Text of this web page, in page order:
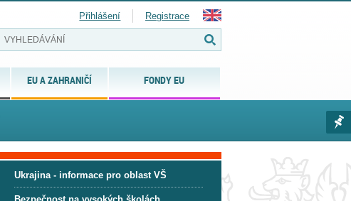
EU A ZAHRANIČÍ FONDY EU
Přihlášení Registrace
Ukrajina - informace pro oblast VŠ